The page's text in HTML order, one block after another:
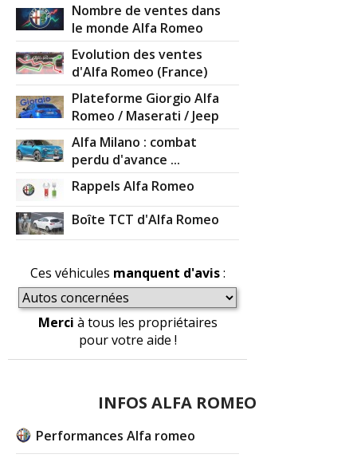
Nombre de ventes dans
le monde Alfa Romeo
Evolution des ventes
d'Alfa Romeo (France)
Plateforme Giorgio Alfa
Romeo / Maserati / Jeep
Alfa Milano : combat
perdu d'avance ...
Rappels Alfa Romeo
Boîte TCT d'Alfa Romeo
Ces véhicules manquent d'avis:
Merci à tous les propriétaires
pour votre aide !
INFOS ALFA ROMEO
Performances Alfa romeo